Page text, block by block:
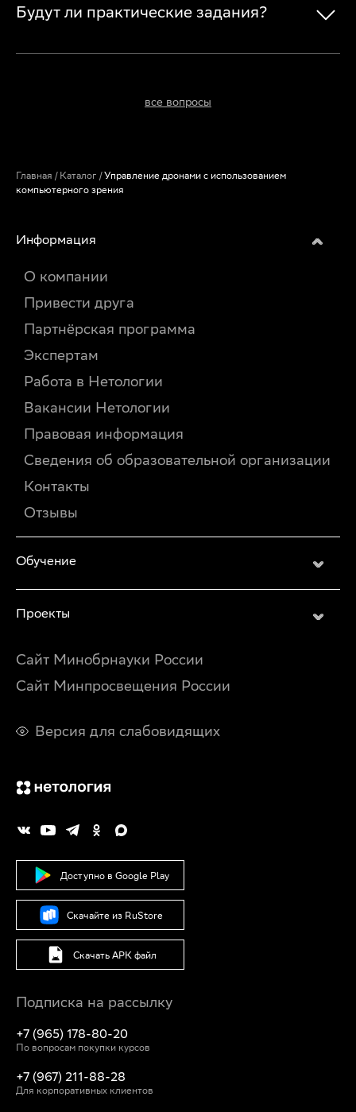
Будут ли практические задания?
все вопросы
Главная / Каталог /Управление дронами с использованием
компьютерного зрения
Доступно в Google Play
Скачайте из RuStore
Скачать APK файл
Подписка на рассылку
+7 (965) 178-80-20
По вопросам покупки курсов
+7 (967) 211-88-28
Для корпоративных клиентов
Информация
О компании
Привести друга
Партнёрская программа
Экспертам
Работа в Нетологии
Вакансии Нетологии
Правовая информация
Сведения об образовательной организации
Контакты
Отзывы
Обучение
Проекты
Сайт Минобрнауки России
Сайт Минпросвещения России
Версия для слабовидящих